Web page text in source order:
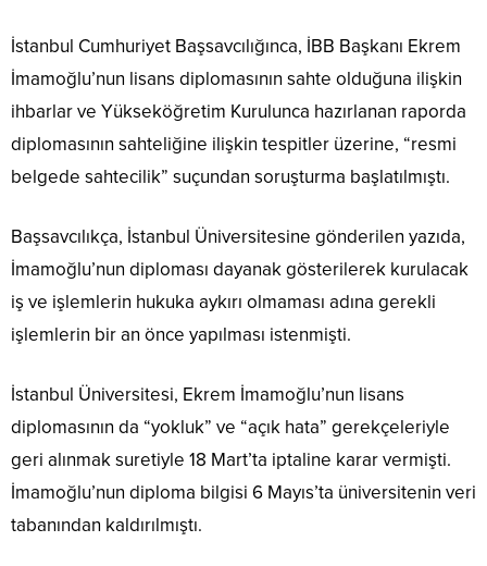
İstanbul Cumhuriyet Başsavcılığınca, İBB Başkanı Ekrem
İmamoğlu’nun lisans diplomasının sahte olduğuna ilişkin
ihbarlar ve Yükseköğretim Kurulunca hazırlanan raporda
diplomasının sahteliğine ilişkin tespitler üzerine, “resmi
belgede sahtecilik” suçundan soruşturma başlatılmıştı.
Başsavcılıkça, İstanbul Üniversitesine gönderilen yazıda,
İmamoğlu’nun diploması dayanak gösterilerek kurulacak
iş ve işlemlerin hukuka aykırı olmaması adına gerekli
işlemlerin bir an önce yapılması istenmişti.
İstanbul Üniversitesi, Ekrem İmamoğlu’nun lisans
diplomasının da “yokluk” ve “açık hata” gerekçeleriyle
geri alınmak suretiyle 18 Mart’ta iptaline karar vermişti.
İmamoğlu’nun diploma bilgisi 6 Mayıs’ta üniversitenin veri
tabanından kaldırılmıştı.